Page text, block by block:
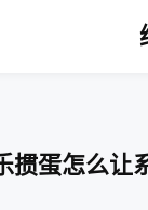
掼蛋怎么让